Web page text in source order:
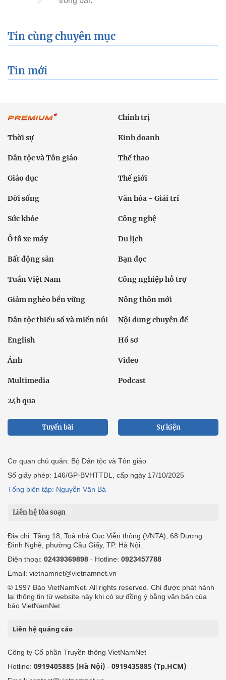
Tin cùng chuyên mục
Tin mới
Chính trị
Thời sự Kinh doanh
Dân tộc và Tôn giáo Thể thao
Giáo dục Thế giới
Đời sống Văn hóa - Giải trí
Sức khỏe Công nghệ
Ô tô xe máy Du lịch
Bất động sản Bạn đọc
Tuần Việt Nam Công nghiệp hỗ trợ
Giảm nghèo bền vững Nông thôn mới
Dân tộc thiểu số và miền núi Nội dung chuyên đề
English Hồ sơ
Ảnh Video
Multimedia Podcast
24h qua
Tuyến bài Sự kiện
Cơ quan chủ quản: Bộ Dân tộc và Tôn giáo
Số giấy phép: 146/GP-BVHTTDL, cấp ngày 17/10/2025
Tổng biên tập: Nguyễn Văn Bá
Liên hệ tòa soạn
Địa chỉ: Tầng 18, Toà nhà Cục Viễn thông (VNTA), 68 Dương
Đình Nghệ, phường Cầu Giấy, TP. Hà Nội.
Điện thoại: 02439369898 - Hotline: 0923457788
Email: vietnamnet@vietnamnet.vn
© 1997 Báo VietNamNet. All rights reserved. Chỉ được phát hành
lại thông tin từ website này khi có sự đồng ý bằng văn bản của
báo VietNamNet.
Liên hệ quảng cáo
Công ty Cổ phần Truyền thông VietNamNet
Hotline: 0919405885 (Hà Nội) - 0919435885 (Tp.HCM)